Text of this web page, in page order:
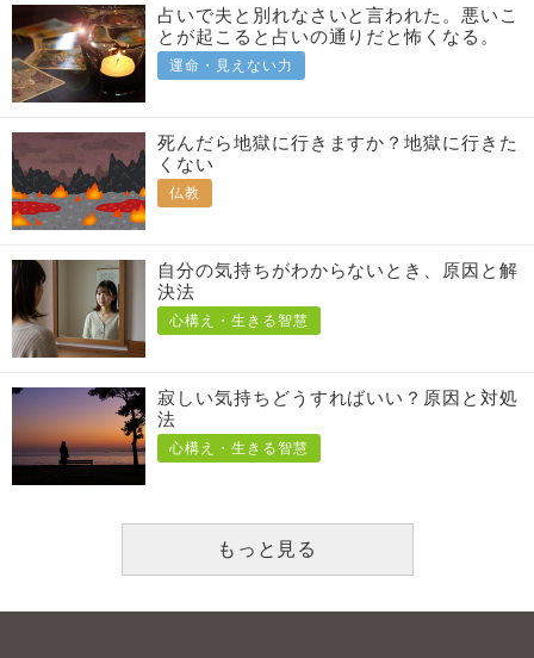
占いで夫と別れなさいと言われた。悪いこ
とが起こると占いの通りだと怖くなる。
運命・見えない力
死んだら地獄に行きますか？地獄に行きた
くない
仏教
自分の気持ちがわからないとき、原因と解
決法
心構え・生きる智慧
寂しい気持ちどうすればいい？原因と対処
法
心構え・生きる智慧
もっと見る